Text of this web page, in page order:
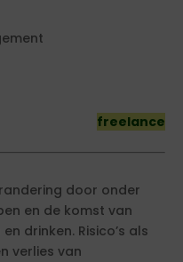
freelance
door onder
en de komst van
drinken. Risico’s als
verlies van